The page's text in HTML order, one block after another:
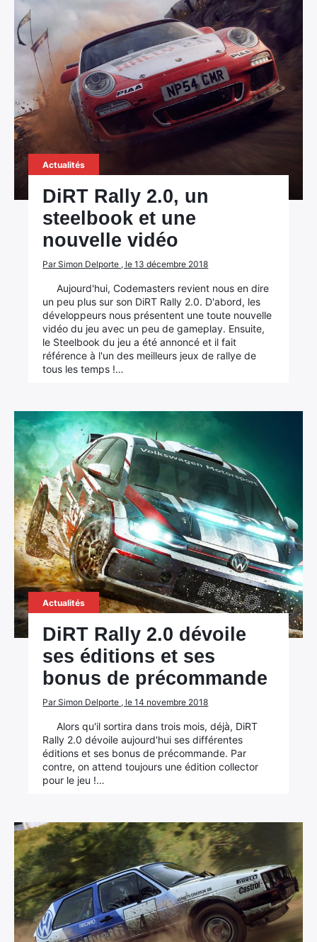
Actualités
DiRT Rally 2.0, un
steelbook et une
nouvelle vidéo
Par Simon Delporte , le 13 décembre 2018
Aujourd'hui, Codemasters revient nous en dire
un peu plus sur son DiRT Rally 2.0. D'abord, les
développeurs nous présentent une toute nouvelle
vidéo du jeu avec un peu de gameplay. Ensuite,
le Steelbook du jeu a été annoncé et il fait
référence à l'un des meilleurs jeux de rallye de
tous les temps !…
Actualités
DiRT Rally 2.0 dévoile
ses éditions et ses
bonus de précommande
Par Simon Delporte , le 14 novembre 2018
Alors qu'il sortira dans trois mois, déjà, DiRT
Rally 2.0 dévoile aujourd'hui ses différentes
éditions et ses bonus de précommande. Par
contre, on attend toujours une édition collector
pour le jeu !…
×